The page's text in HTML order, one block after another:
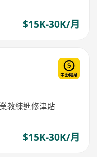
$15K-30K/月
教練進修津貼
$15K-30K/月